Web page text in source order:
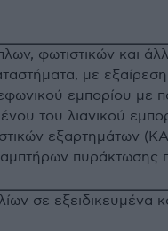
φωτιστικών και
με
εμπορίου με
του λιανικού
εξαρτημάτων
πυράκτωσης
σε εξειδικευμένα